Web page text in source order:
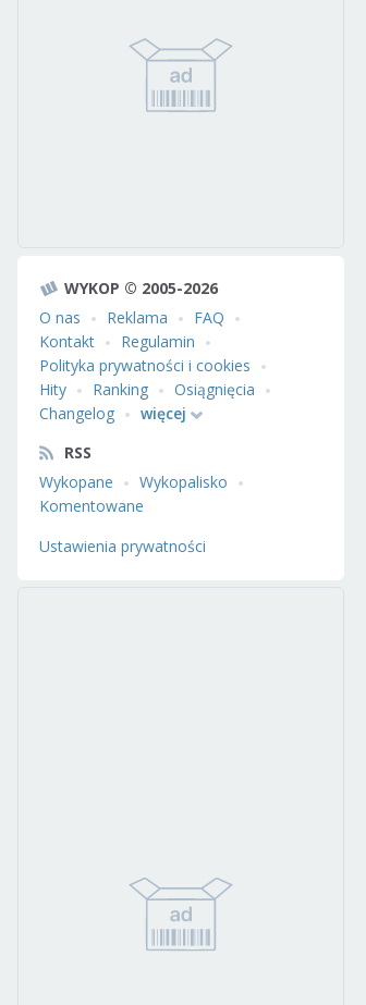
WYKOP © 2005-2026
O nas
Reklama
FAQ
Kontakt
Regulamin
Polityka prywatności i cookies
Hity
Ranking
Osiągnięcia
Changelog
więcej
RSS
Wykopane
Wykopalisko
Komentowane
Ustawienia prywatności